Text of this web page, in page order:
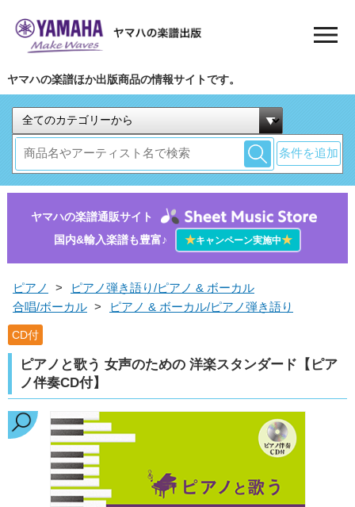
ヤマハの楽譜ほか出版商品の情報サイトです。
条件を追加
ヤマハの楽譜通販サイト
国内&輸入楽譜も豊富♪
★キャンペーン実施中★
ピアノ >
ピアノ弾き語り/ピアノ & ボーカル
合唱/ボーカル > ピアノ & ボーカル/ピアノ弾き語り
CD付
ピアノと歌う 女声のための 洋楽スタンダード【ピア
ノ伴奏CD付】